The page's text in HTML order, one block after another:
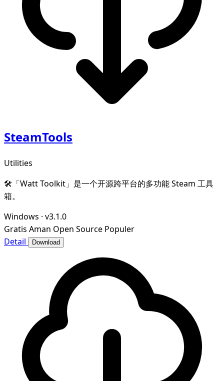
SteamTools
Utilities
🛠「Watt Toolkit」是一个开源跨平台的多功能 Steam 工具
箱。
Windows · v3.1.0
Gratis Aman Open Source Populer
Detail
Download